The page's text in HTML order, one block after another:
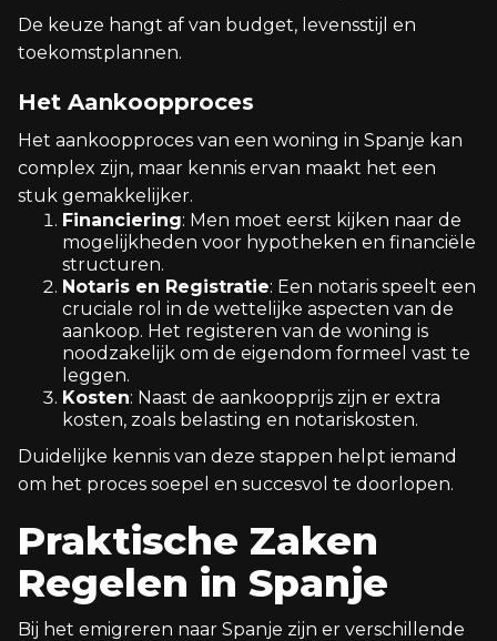
De keuze hangt af van budget, levensstijl en
toekomstplannen.
Het Aankoopproces
Het aankoopproces van een woning in Spanje kan
complex zijn, maar kennis ervan maakt het een
stuk gemakkelijker.
Financiering: Men moet eerst kijken naar de
mogelijkheden voor hypotheken en financiële
structuren.
Notaris en Registratie: Een notaris speelt een
cruciale rol in de wettelijke aspecten van de
aankoop. Het registeren van de woning is
noodzakelijk om de eigendom formeel vast te
leggen.
Kosten: Naast de aankoopprijs zijn er extra
kosten, zoals belasting en notariskosten.
Duidelijke kennis van deze stappen helpt iemand
om het proces soepel en succesvol te doorlopen.
Praktische Zaken
Regelen in Spanje
Bij het emigreren naar Spanje zijn er verschillende